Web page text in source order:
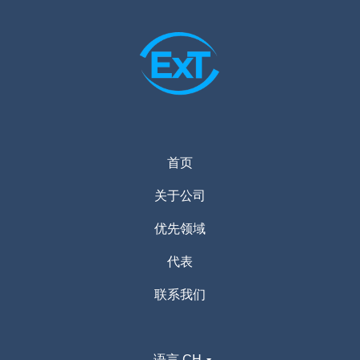
首页
关于公司
优先领域
代表
联系我们